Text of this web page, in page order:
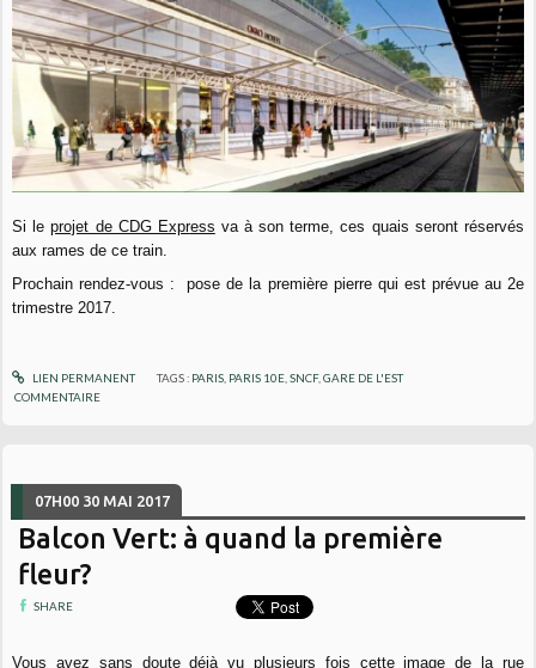
Si leprojet de CDG Express va à son terme, ces quais seront réservés
aux rames de ce train.
Prochain rendez-vous : pose de la première pierre qui est prévue au 2e
trimestre 2017.
LIEN PERMANENT TAGS : PARIS, PARIS 10E, SNCF, GARE DE L'EST
COMMENTAIRE
07H00 30 MAI 2017
Balcon Vert: à quand la première
fleur?
SHARE
Vous avez sans doute déjà vu plusieurs fois cette image de la rue